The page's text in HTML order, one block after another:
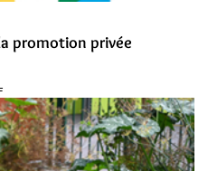
promotion privée